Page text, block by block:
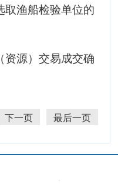
取渔船检验单位的
资源）交易成交确
下一页 最后一页